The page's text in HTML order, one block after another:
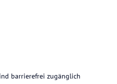
barrierefrei zugänglich